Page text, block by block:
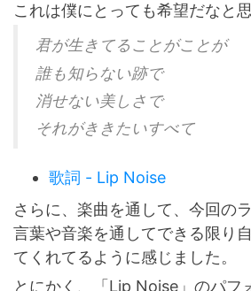
これは僕にとっても希望だなと思
君が生きてることがことが
誰も知らない跡で
消せない美しさで
それがききたいすべて
歌詞 - Lip Noise
さらに、楽曲を通して、今回の
言葉や音楽を通してできる限り
てくれてるように感じました。
とにかく、「Lip Noise」のパフ